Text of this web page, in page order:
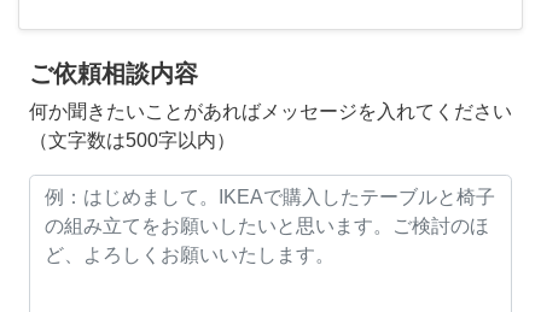
ご依頼相談内容
何か聞きたいことがあればメッセージを入れてください
（文字数は500字以内）